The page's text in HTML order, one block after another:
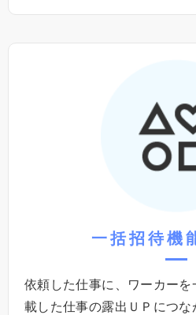
⼀括招待機
依頼した仕事に、ワーカー
載した仕事の露出ＵＰにつな